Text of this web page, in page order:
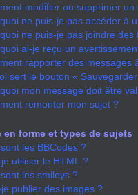
modifier ou supprimer un
ne puis-je pas accéder à
ne puis-je pas joindre
ai-je reçu un
rapporter des messages
sert le bouton «
mon message doit être
remonter mon sujet ?
en forme et types de sujets
les BBCodes ?
je utiliser le HTML ?
les smileys ?
je publier des images ?